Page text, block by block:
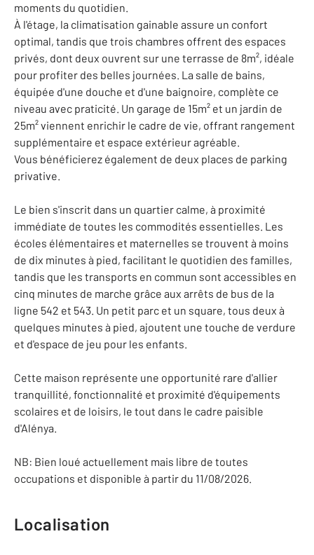
moments du quotidien.
À l'étage, la climatisation gainable assure un confort
optimal, tandis que trois chambres offrent des espaces
privés, dont deux ouvrent sur une terrasse de 8m², idéale
pour profiter des belles journées. La salle de bains,
équipée d'une douche et d'une baignoire, complète ce
niveau avec praticité. Un garage de 15m² et un jardin de
25m² viennent enrichir le cadre de vie, offrant rangement
supplémentaire et espace extérieur agréable.
Vous bénéficierez également de deux places de parking
privative.
Le bien s'inscrit dans un quartier calme, à proximité
immédiate de toutes les commodités essentielles. Les
écoles élémentaires et maternelles se trouvent à moins
de dix minutes à pied, facilitant le quotidien des familles,
tandis que les transports en commun sont accessibles en
cinq minutes de marche grâce aux arrêts de bus de la
ligne 542 et 543. Un petit parc et un square, tous deux à
quelques minutes à pied, ajoutent une touche de verdure
et d'espace de jeu pour les enfants.
Cette maison représente une opportunité rare d'allier
tranquillité, fonctionnalité et proximité d'équipements
scolaires et de loisirs, le tout dans le cadre paisible
d'Alénya.
NB: Bien loué actuellement mais libre de toutes
occupations et disponible à partir du 11/08/2026.
Localisation